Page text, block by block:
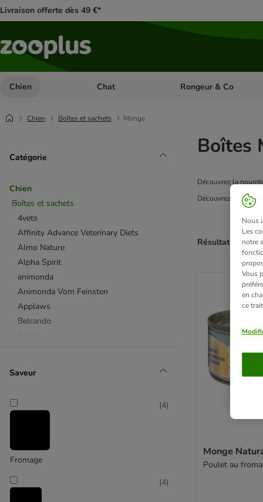
Livraison offerte dès 49 €*
Chien Dérouler les catégories: Chien
Chat Dérouler les catégories:
Rongeur & Co
Chien Boîtes et sachets Monge
Catégorie
Chien
Boîtes et sachets
4vets
Affinity Advance Veterinary Diets
Almo Nature
Alpha Spirit
animonda
Animonda Vom Feinsten
Applaws
Belcando
Brit
Cesar
Concept for Life VET
Saveur
Fromage
(4)
(4)
Boîtes
Découvrez la
Découvrez aussi
Résultats 1 à 4
product items
Monge
Poulet au
Nous
Les
notre
Vous
en
ce